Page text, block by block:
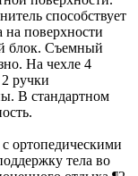
способствует
поверхности
блок. Съемный
На чехле 4
ручки
В стандартном
ортопедическими
тела во